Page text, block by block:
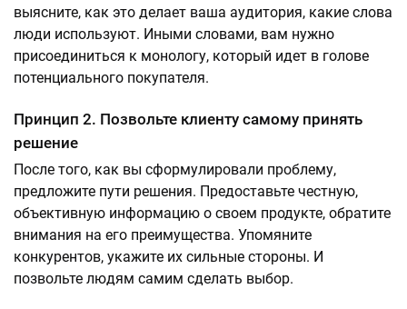
выясните, как это делает ваша аудитория, какие слова
люди используют. Иными словами, вам нужно
присоединиться к монологу, который идет в голове
потенциального покупателя.
Принцип 2. Позвольте клиенту самому принять
решение
После того, как вы сформулировали проблему,
предложите пути решения. Предоставьте честную,
объективную информацию о своем продукте, обратите
внимания на его преимущества. Упомяните
конкурентов, укажите их сильные стороны. И
позвольте людям самим сделать выбор.